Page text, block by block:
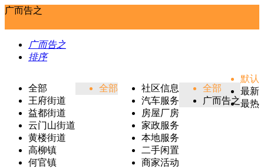
广而告之
广而告之
排序
全部
王府街道
益都街道
云门山街道
黄楼街道
高柳镇
何官镇
全部
社区信息
汽车服务
房屋厂房
家政服务
本地服务
二手闲置
商家活动
全部
广而告之
默认
最新
最热